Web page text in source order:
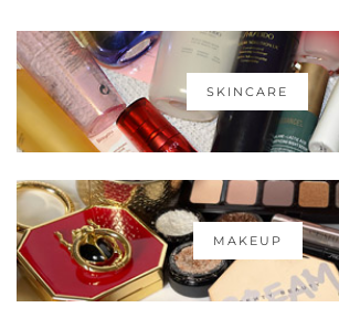
SKINCARE
MAKEUP